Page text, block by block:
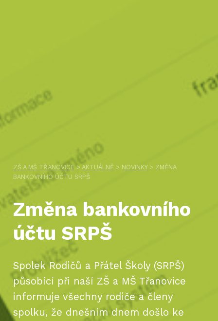
ZŠ A MŠ TŘANOVICE > AKTUÁLNĚ > NOVINKY> ZMĚNA
BANKOVNÍHO ÚČTU SRPŠ
Změna bankovního
účtu SRPŠ
Spolek Rodičů a Přátel Školy (SRPŠ)
působící při naší ZŠ a MŠ Třanovice
informuje všechny rodiče a členy
spolku, že dnešním dnem došlo ke